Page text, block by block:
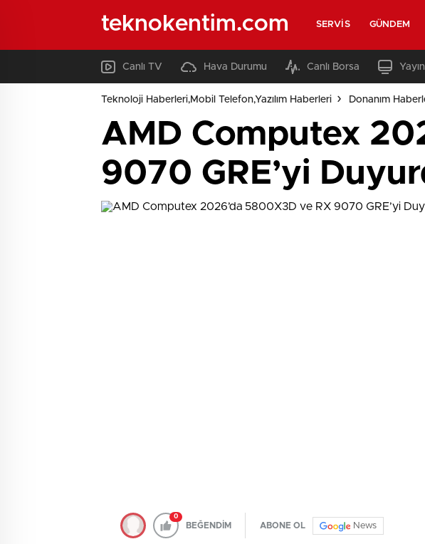
teknokentim.com SERVIS GÜNDEM
Canlı TV Hava Durumu Canlı Borsa
Teknoloji Haberleri,Mobil Telefon,Yazılım Haberleri Donanım
AMD Computex
9070 GRE’yi
0
BEĞENDİM ABONE OL News